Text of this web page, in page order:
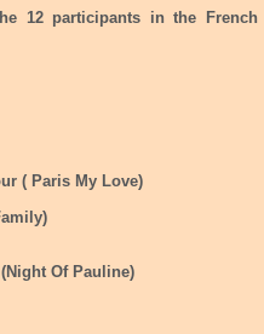
12 participants in the French
( Paris My Love)
Of Pauline)